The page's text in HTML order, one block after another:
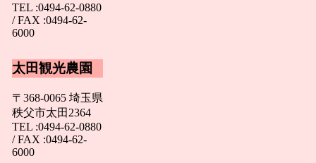
TEL :0494-62-0880
/ FAX :0494-62-
6000
太田観光農園
〒368-0065 埼玉県
秩父市太田2364
TEL :0494-62-0880
/ FAX :0494-62-
6000